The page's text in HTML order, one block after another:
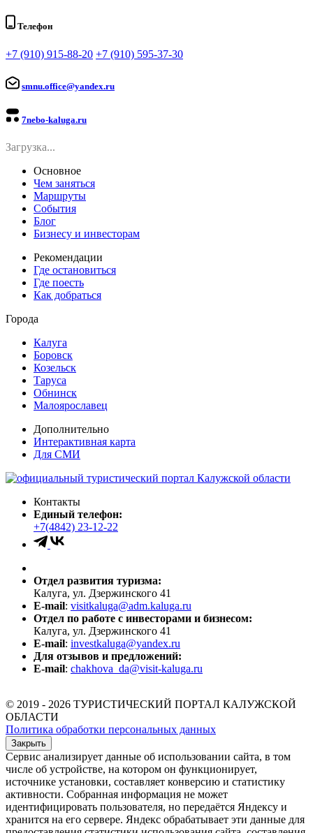
Телефон
+7 (910) 915-88-20 +7 (910) 595-37-30
smnu.office@yandex.ru
7nebo-kaluga.ru
Загрузка...
Основное
Чем заняться
Маршруты
События
Блог
Бизнесу и инвесторам
Рекомендации
Где остановиться
Где поесть
Как добраться
Города
Калуга
Боровск
Козельск
Таруса
Обнинск
Малоярославец
Дополнительно
Интерактивная карта
Для СМИ
Контакты
Единый телефон:
+7(4842) 23-12-22
Отдел развития туризма:
Калуга, ул. Дзержинского 41
E-mail: visitkaluga@adm.kaluga.ru
Отдел по работе с инвесторами и бизнесом:
Калуга, ул. Дзержинского 41
E-mail: investkaluga@yandex.ru
Для отзывов и предложений:
E-mail: chakhova_da@visit-kaluga.ru
© 2019 - 2026 ТУРИСТИЧЕСКИЙ ПОРТАЛ КАЛУЖСКОЙ
ОБЛАСТИ
Политика обработки персональных данных
Закрыть
Сервис анализирует данные об использовании сайта, в том
числе об устройстве, на котором он функционирует,
источнике установки, составляет конверсию и статистику
активности. Собранная информация не может
идентифицировать пользователя, но передаётся Яндексу и
хранится на его сервере. Яндекс обрабатывает эти данные для